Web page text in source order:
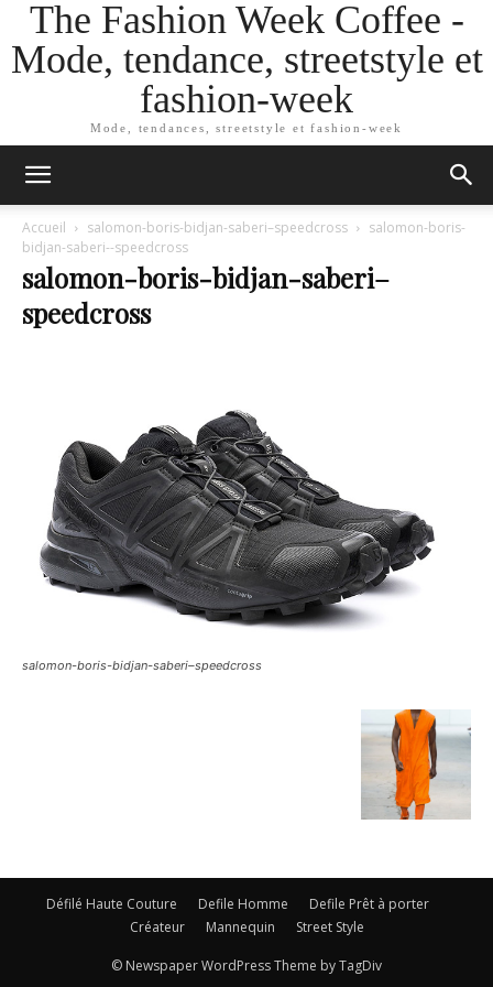
The Fashion Week Coffee -
Mode, tendance, streetstyle et
fashion-week
Mode, tendances, streetstyle et fashion-week
Accueil salomon-boris-bidjan-saberi–speedcross
salomon-boris-
bidjan-saberi--speedcross
salomon-boris-bidjan-saberi–
speedcross
salomon-boris-bidjan-saberi–speedcross
Défilé Haute Couture Defile Homme
Defile Prêt à porter
Créateur
Mannequin Street Style
© Newspaper WordPress Theme by TagDiv